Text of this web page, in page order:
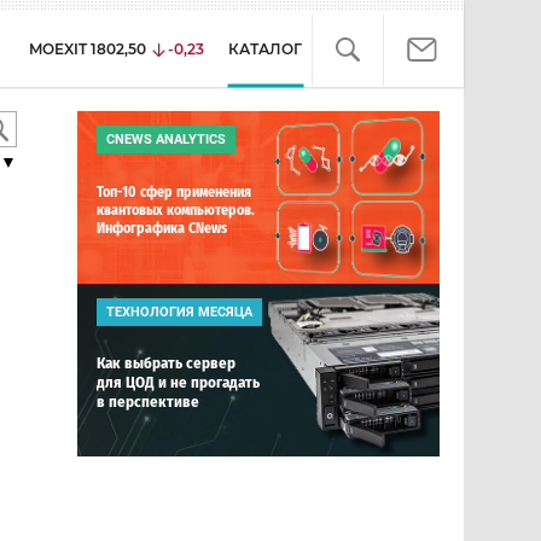
MOEXIT 1802,50 -0,23 КАТАЛОГ
CNEWS ANALYTICS
Топ-10 сфер применения
квантовых компьютеров.
Инфографика CNews
ТЕХНОЛОГИЯ МЕСЯЦА
Как выбрать сервер
для ЦОД и не прогадать
в перспективе